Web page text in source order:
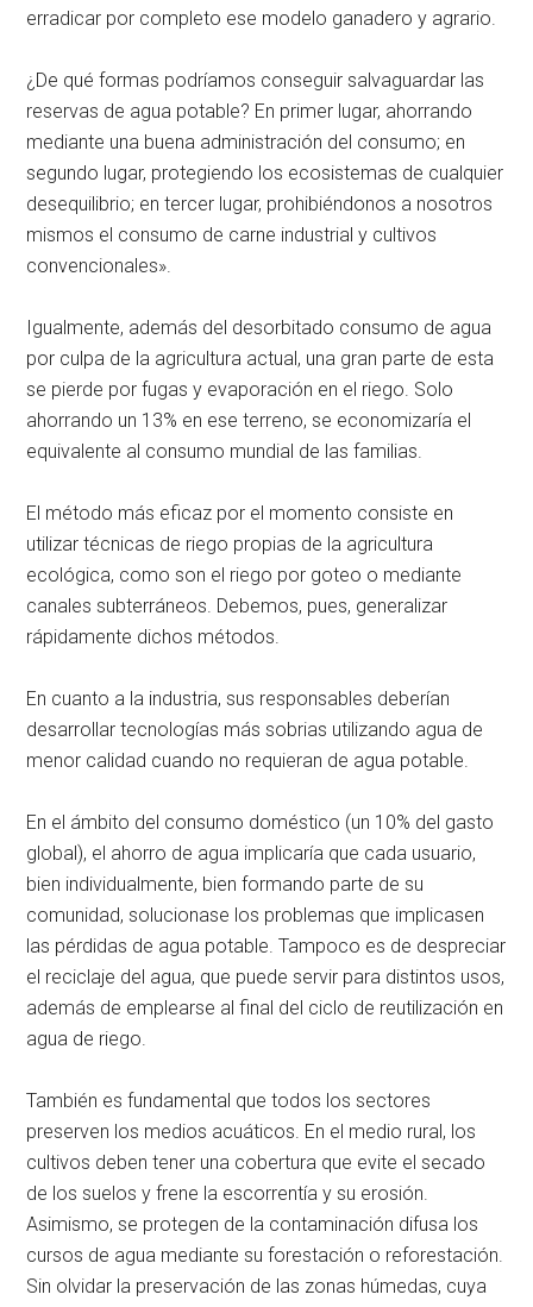
erradicar por completo ese modelo ganadero y agrario.
¿De qué formas podríamos conseguir salvaguardar las
reservas de agua potable? En primer lugar, ahorrando
mediante una buena administración del consumo; en
segundo lugar, protegiendo los ecosistemas de cualquier
desequilibrio; en tercer lugar, prohibiéndonos a nosotros
mismos el consumo de carne industrial y cultivos
convencionales».
Igualmente, además del desorbitado consumo de agua
por culpa de la agricultura actual, una gran parte de esta
se pierde por fugas y evaporación en el riego. Solo
ahorrando un 13% en ese terreno, se economizaría el
equivalente al consumo mundial de las familias.
El método más eficaz por el momento consiste en
utilizar técnicas de riego propias de la agricultura
ecológica, como son el riego por goteo o mediante
canales subterráneos. Debemos, pues, generalizar
rápidamente dichos métodos.
En cuanto a la industria, sus responsables deberían
desarrollar tecnologías más sobrias utilizando agua de
menor calidad cuando no requieran de agua potable.
En el ámbito del consumo doméstico (un 10% del gasto
global), el ahorro de agua implicaría que cada usuario,
bien individualmente, bien formando parte de su
comunidad, solucionase los problemas que implicasen
las pérdidas de agua potable. Tampoco es de despreciar
el reciclaje del agua, que puede servir para distintos usos,
además de emplearse al final del ciclo de reutilización en
agua de riego.
También es fundamental que todos los sectores
preserven los medios acuáticos. En el medio rural, los
cultivos deben tener una cobertura que evite el secado
de los suelos y frene la escorrentía y su erosión.
Asimismo, se protegen de la contaminación difusa los
cursos de agua mediante su forestación o reforestación.
Sin olvidar la preservación de las zonas húmedas, cuya